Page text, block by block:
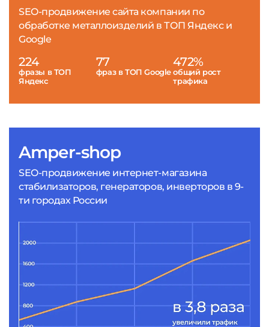
Amper-shop
SEO-продвижение интернет-магазина
стабилизаторов, генераторов, инверторов в 9-
ти городах России
SEO-продвижение сайта компании по
обработке металлоизделий в ТОП Яндекс и
Google
224
фразы в ТОП
Яндекс
77
фраз в ТОП Google
472%
общий рост
трафика